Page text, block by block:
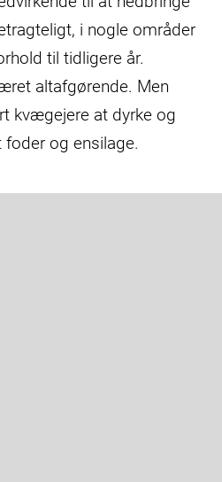
i nogle områder
til tidligere år.
altafgørende. Men
kvægejere at dyrke og
og ensilage.